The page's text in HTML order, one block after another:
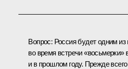
Вопрос: Россия будет одним
во время встречи «восьмерки»
и в прошлом году. Прежде